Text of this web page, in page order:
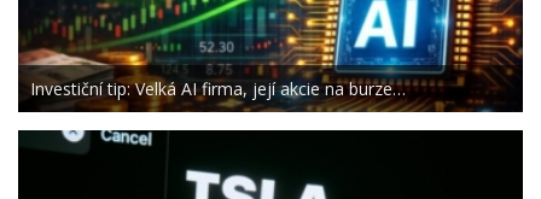
Investiční tip: Velká AI firma, její akcie na burze…